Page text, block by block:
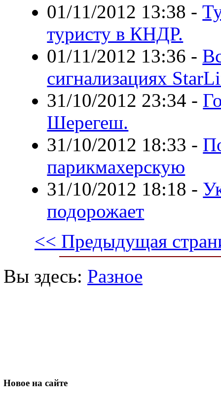
01/11/2012 13:38 -
туристу в КНДР.
01/11/2012 13:36 -
сигнализациях
31/10/2012 23:34 -
Шерегеш.
31/10/2012 18:33 -
парикмахерскую
31/10/2012 18:18 -
подорожает
<< Предыдущая
Вы здесь: Разное
Новое на сайте